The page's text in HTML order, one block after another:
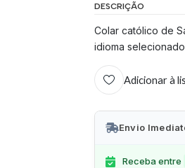
DESCRIÇÃO
Colar católico de
idioma
Adicionar à
Envio
Receba entre